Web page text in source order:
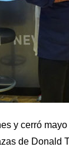
y cerró
de Donald